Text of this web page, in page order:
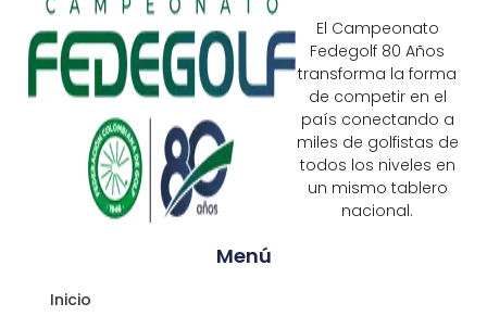
El Campeonato
Fedegolf 80 Años
transforma la forma
de competir en el
país conectando a
miles de golfistas de
todos los niveles en
un mismo tablero
nacional.
Menú
Inicio